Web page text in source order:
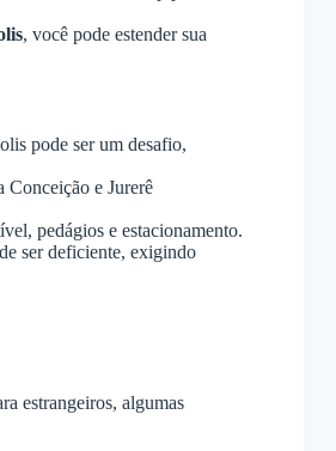
, você pode estender sua
pode ser um desafio,
Conceição e Jurerê
pedágios e estacionamento.
ser deficiente, exigindo
estrangeiros, algumas